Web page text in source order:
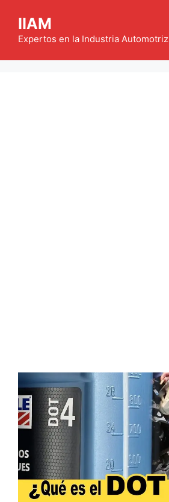
contenido
IIAM
Expertos en la Industria Automotriz